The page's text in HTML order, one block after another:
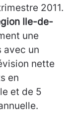
2011.
Ile-de-
une
avec un
nette
en
et de 5